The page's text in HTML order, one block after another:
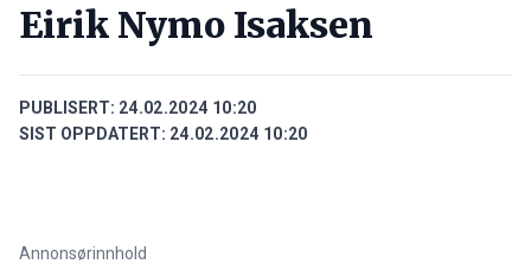
Eirik Nymo Isaksen
PUBLISERT: 24.02.2024 10:20
SIST OPPDATERT: 24.02.2024 10:20
Annonsørinnhold